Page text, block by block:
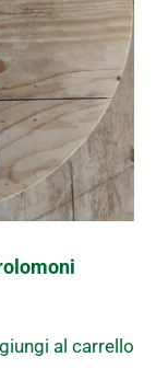
al carrello